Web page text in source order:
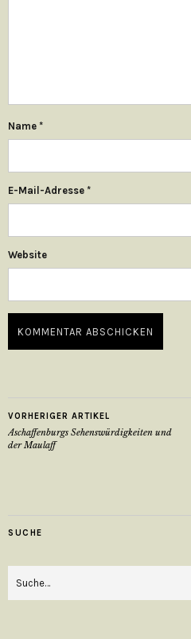
Name *
E-Mail-Adresse *
Website
VORHERIGER ARTIKEL
Aschaffenburgs Sehenswürdigkeiten und
der Maulaff
SUCHE